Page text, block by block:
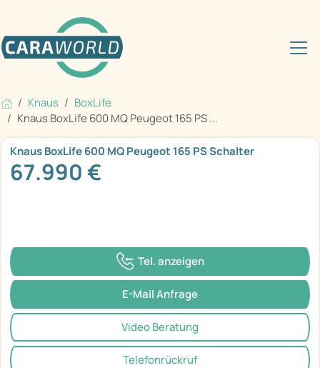
Knaus
BoxLife
Knaus BoxLife 600 MQ Peugeot 165 PS ...
Knaus BoxLife 600 MQ Peugeot 165 PS Schalter
67.990 €
Tel. anzeigen
E-Mail Anfrage
Video Beratung
Telefonrückruf